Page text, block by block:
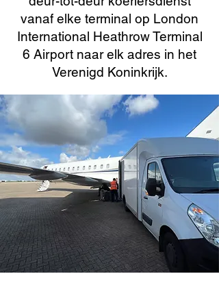
vanaf elke terminal op London
International Heathrow Terminal
6 Airport naar elk adres in het
Verenigd Koninkrijk.